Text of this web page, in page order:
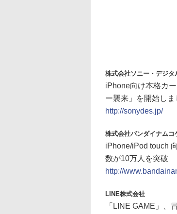
株式会社ソニー・デジ
iPhone向け本格カ
ー襲来」を開始しま
http://sonydes.jp/
株式会社バンダイナムコ
iPhone/iPod touch
数が10万人を突破
http://
LINE株式会社
「LINE GAME」、